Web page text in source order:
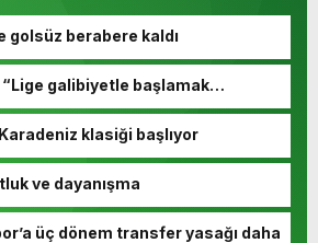
golsüz berabere kaldı
galibiyetle başlamak
klasiği başlıyor
ve dayanışma
üç dönem transfer yasağı daha